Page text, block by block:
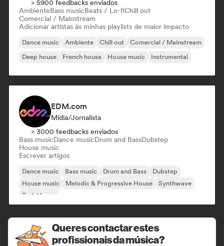
> 5900 feedbacks enviados
AmbienteBass musicBeats / Lo-fiChill out
Comercial / Mainstream
Adicionar artistas às minhas playlists de maior impacto
Dance music Ambiente Chill out
Comercial / Mainstream
Deep house
French house House music Instrumental
EDM.com
Mídia/Jornalista
> 3000 feedbacks enviados
Bass musicDance musicDrum and BassDubstep
House music
Escrever artigos
Dance music Bass music Drum and Bass
Dubstep
House music
Melodic & Progressive House
Synthwave
Tech House
Queres contactar estes
profissionais da música?